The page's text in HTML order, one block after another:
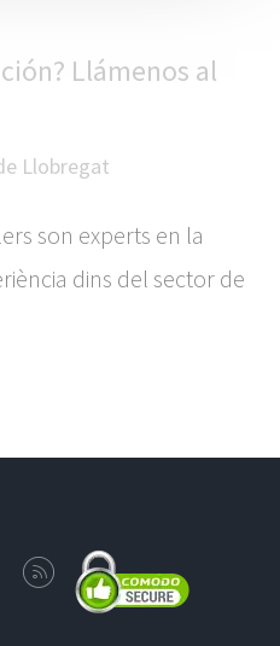
Llámenos al
Llobregat
son experts en la
dins del sector de